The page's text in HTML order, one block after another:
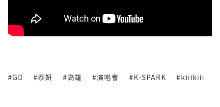
#GD #泰妍 #高雄 #演唱會 #K-SPARK #kiiikiii